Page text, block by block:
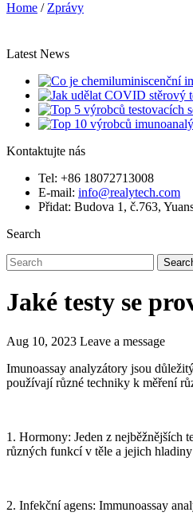
Home / Zprávy
Latest News
Kontaktujte nás
Tel: +86 18072713008
E-mail: info@realytech.com
Přidat: Budova 1, č.763,
Search
Jaké testy se
Aug 10, 2023 Leave a message
Imunoassay analyzátory jsou
používají různé techniky k měření
1. Hormony: Jeden z nejběžnějších
různých funkcí v těle a jejich
2. Infekční agens: Immunoassay